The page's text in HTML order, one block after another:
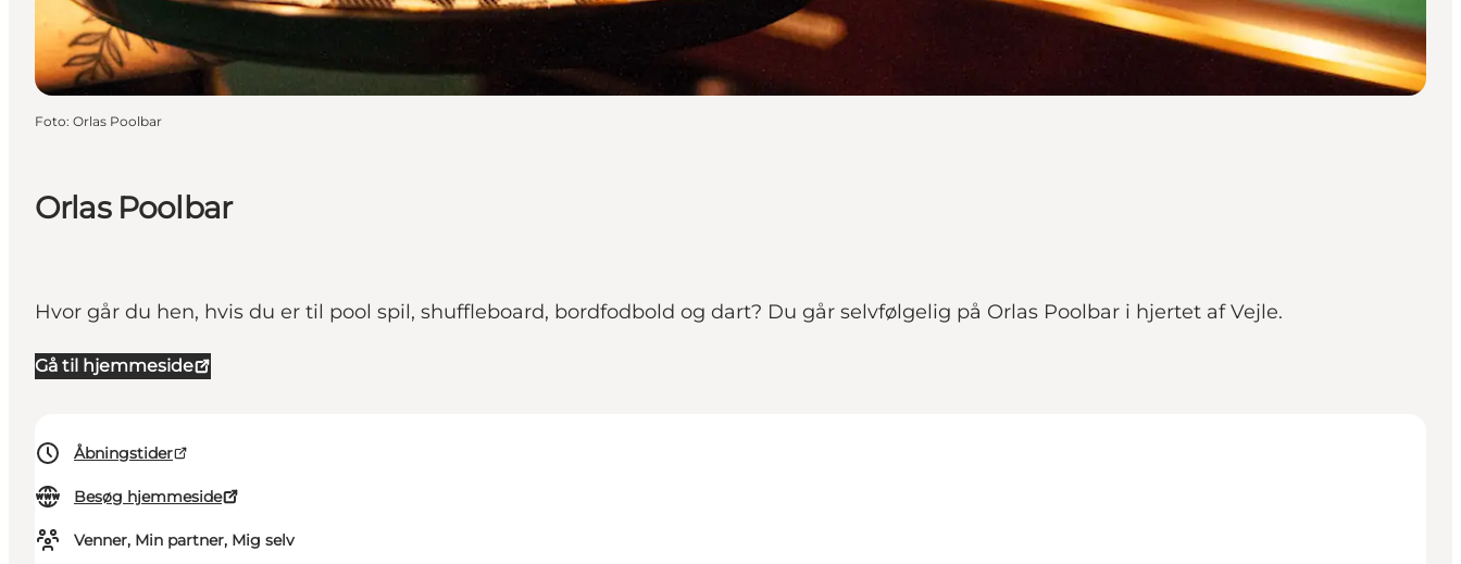
Orlas Poolbar
Hvor går du hen, hvis du er til pool spil, shuffleboard, bordfodbold og dart? Du går selvfølgelig på Orlas Poolbar i hjertet af Vejle.
Gå til hjemmeside
Åbningstider
Besøg hjemmeside
Venner, Min partner, Mig selv
Foto: Orlas Poolbar